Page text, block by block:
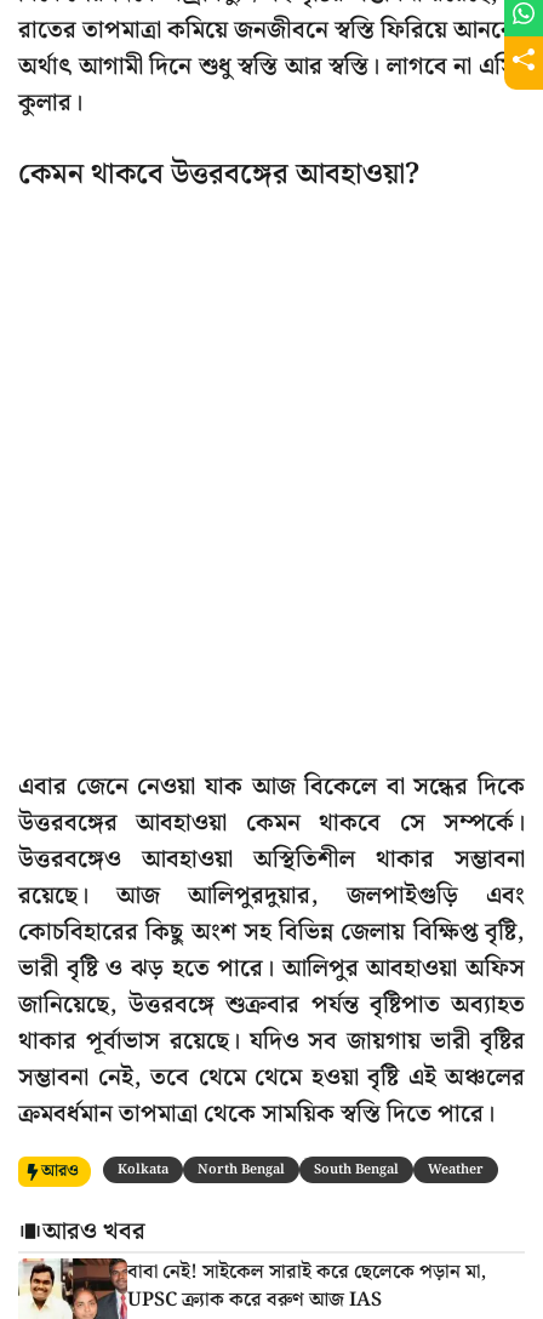
রাতের তাপমাত্রা কমিয়ে জনজীবনে স্বস্তি ফিরিয়ে আনবে।
অর্থাৎ আগামী দিনে শুধু স্বস্তি আর স্বস্তি। লাগবে না এসি,
কুলার।
কেমন থাকবে উত্তরবঙ্গের আবহাওয়া?
এবার জেনে নেওয়া যাক আজ বিকেলে বা সন্ধের দিকে
উত্তরবঙ্গের আবহাওয়া কেমন থাকবে সে সম্পর্কে।
উত্তরবঙ্গেও আবহাওয়া অস্থিতিশীল থাকার সম্ভাবনা
রয়েছে। আজ আলিপুরদুয়ার, জলপাইগুড়ি এবং
কোচবিহারের কিছু অংশ সহ বিভিন্ন জেলায় বিক্ষিপ্ত বৃষ্টি,
ভারী বৃষ্টি ও ঝড় হতে পারে। আলিপুর আবহাওয়া অফিস
জানিয়েছে, উত্তরবঙ্গে শুক্রবার পর্যন্ত বৃষ্টিপাত অব্যাহত
থাকার পূর্বাভাস রয়েছে। যদিও সব জায়গায় ভারী বৃষ্টির
সম্ভাবনা নেই, তবে থেমে থেমে হওয়া বৃষ্টি এই অঞ্চলের
ক্রমবর্ধমান তাপমাত্রা থেকে সাময়িক স্বস্তি দিতে পারে।
আরও Kolkata North Bengal South Bengal Weather
আরও খবর
বাবা নেই! সাইকেল সারাই করে ছেলেকে পড়ান মা,
UPSC ক্র্যাক করে বরুণ আজ IAS